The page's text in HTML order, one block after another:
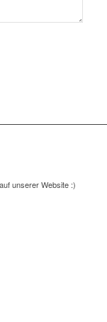
unserer Website :)